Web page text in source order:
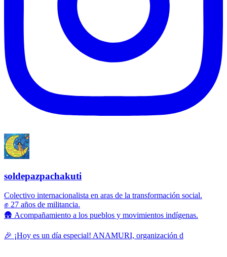
soldepazpachakuti
Colectivo internacionalista en aras de la transformación social.
✊ 27 años de militancia.
🛖 Acompañamiento a los pueblos y movimientos indígenas.
🎉 ¡Hoy es un día especial! ANAMURI, organización d